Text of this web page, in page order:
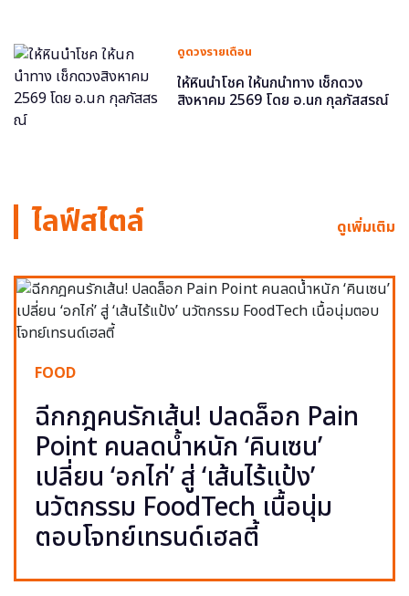
ดูดวงรายเดือน
ให้หินนำโชค ให้นกนำทาง เช็กดวง
สิงหาคม 2569 โดย อ.นก กุลภัสสรณ์
ไลฟ์สไตล์ ดูเพิ่มเติม
FOOD
ฉีกกฎคนรักเส้น! ปลดล็อก Pain
Point คนลดน้ำหนัก ‘คินเซน’
เปลี่ยน ‘อกไก่’ สู่ ‘เส้นไร้แป้ง’
นวัตกรรม FoodTech เนื้อนุ่ม
ตอบโจทย์เทรนด์เฮลตี้